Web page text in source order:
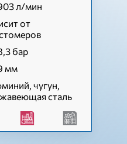
л/мин
от
бар
мм
чугун,
сталь